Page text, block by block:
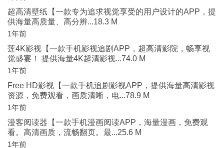
超高清壁纸【一款专为追求视觉享受的用户设计的APP，提
供海量高质量、高分辨...18.3 M
1年前
莲4K影视【一款手机影视追剧APP，超高清影院，畅享视
觉盛宴！ 提供海量4K超清影视...74.0 M
1年前
Free HD影视【一款手机追剧影视APP，提供海量高清影视
资源，免费观看，画质清晰，电...78.9 M
1年前
漫客阅读器【一款手机漫画阅读APP，海量漫画，免费观
看。高清画质，流畅翻页。最...25.6 M
1年前